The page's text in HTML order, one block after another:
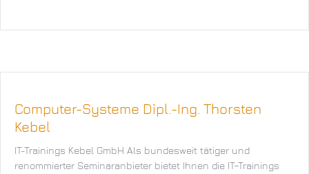
Computer-Systeme Dipl.-Ing. Thorsten
Kebel
IT-Trainings Kebel GmbH Als bundesweit tätiger und
renommierter Seminaranbieter bietet Ihnen die IT–Trainings